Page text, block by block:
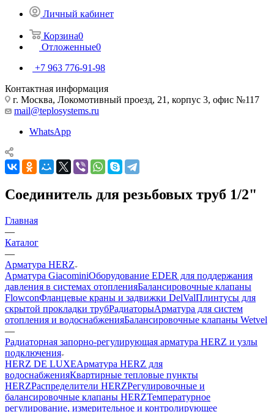
Личный кабинет
Корзина0
Отложенные0
+7 963 776-91-98
Контактная информация
г. Москва, Локомотивный проезд, 21, корпус 3, офис №117
mail@teplosystems.ru
WhatsApp
Соединитель для резьбовых труб 1/2"
Главная
—
Каталог
—
Арматура HERZ
Арматура GiacominiОборудование EDER для поддержания
давления в системах отопленияБалансировочные клапаны
FlowconФланцевые краны и задвижки DelValПлинтусы для
скрытой прокладки трубРадиаторыАрматура для систем
отопления и водоснабженияБалансировочные клапаны Wetvel
—
Радиаторная запорно-регулирующая арматура HERZ и узлы
подключения
HERZ DE LUXEАрматура HERZ для
водоснабженияКвартирные тепловые пункты
HERZРаспределители HERZРегулировочные и
балансировочные клапаны HERZТемпературное
регулирование, измерительное и контролирующее